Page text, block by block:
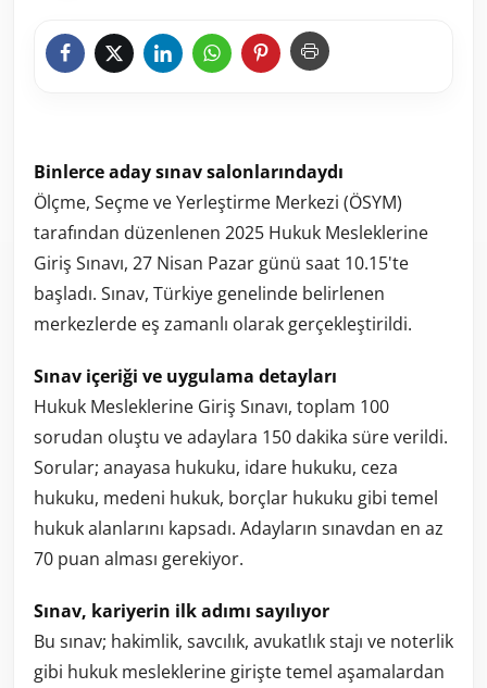
Binlerce aday sınav salonlarındaydı
Ölçme, Seçme ve Yerleştirme Merkezi (ÖSYM)
tarafından düzenlenen 2025 Hukuk Mesleklerine
Giriş Sınavı, 27 Nisan Pazar günü saat 10.15'te
başladı. Sınav, Türkiye genelinde belirlenen
merkezlerde eş zamanlı olarak gerçekleştirildi.
Sınav içeriği ve uygulama detayları
Hukuk Mesleklerine Giriş Sınavı, toplam 100
sorudan oluştu ve adaylara 150 dakika süre verildi.
Sorular; anayasa hukuku, idare hukuku, ceza
hukuku, medeni hukuk, borçlar hukuku gibi temel
hukuk alanlarını kapsadı. Adayların sınavdan en az
70 puan alması gerekiyor.
Sınav, kariyerin ilk adımı sayılıyor
Bu sınav; hakimlik, savcılık, avukatlık stajı ve noterlik
gibi hukuk mesleklerine girişte temel aşamalardan